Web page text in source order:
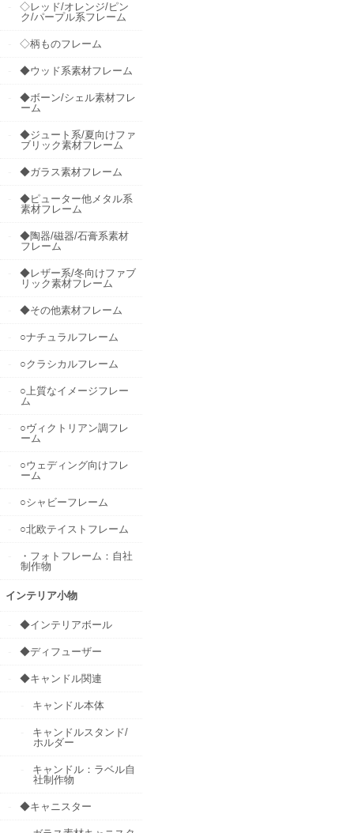
◇レッド/オレンジ/ピン
ク/パープル系フレーム
◇柄ものフレーム
◆ウッド系素材フレーム
◆ボーン/シェル素材フレ
ーム
◆ジュート系/夏向けファ
ブリック素材フレーム
◆ガラス素材フレーム
◆ピューター他メタル系
素材フレーム
◆陶器/磁器/石膏系素材
フレーム
◆レザー系/冬向けファブ
リック素材フレーム
◆その他素材フレーム
○ナチュラルフレーム
○クラシカルフレーム
○上質なイメージフレー
ム
○ヴィクトリアン調フレ
ーム
○ウェディング向けフレ
ーム
○シャビーフレーム
○北欧テイストフレーム
・フォトフレーム：自社
制作物
インテリア小物
◆インテリアボール
◆ディフューザー
◆キャンドル関連
キャンドル本体
キャンドルスタンド/
ホルダー
キャンドル：ラベル自
社制作物
◆キャニスター